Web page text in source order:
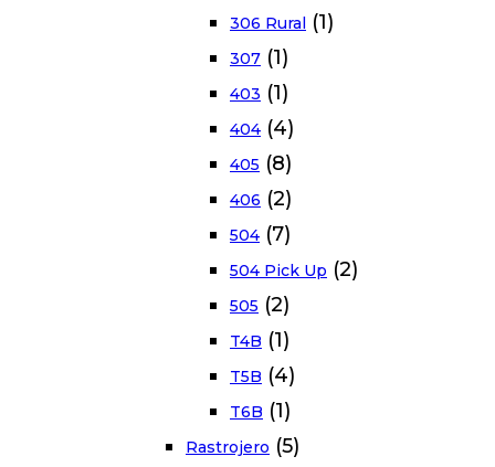
306 Rural (1)
307 (1)
403 (1)
404 (4)
405 (8)
406 (2)
504 (7)
504 Pick Up (2)
505 (2)
T4B (1)
T5B (4)
T6B (1)
Rastrojero (5)